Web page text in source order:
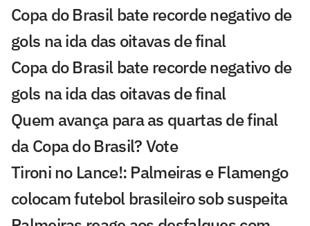
Copa do Brasil bate recorde negativo de
gols na ida das oitavas de final
Copa do Brasil bate recorde negativo de
gols na ida das oitavas de final
Quem avança para as quartas de final
da Copa do Brasil? Vote
Tironi no Lance!: Palmeiras e Flamengo
colocam futebol brasileiro sob suspeita